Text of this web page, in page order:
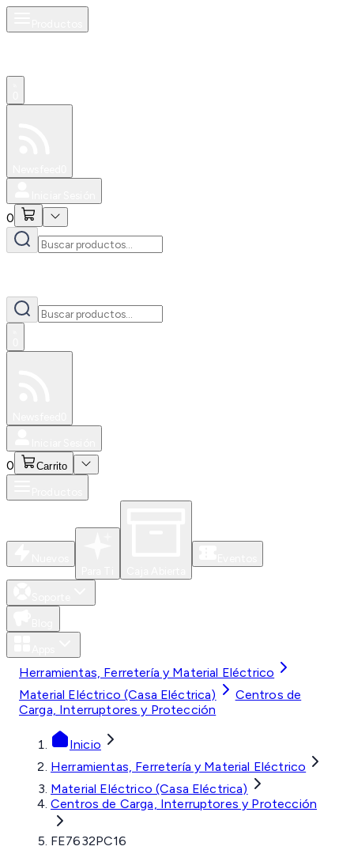
0
0 Carrito
Herramientas, Ferretería y Material Eléctrico
Material Eléctrico (Casa Eléctrica)
Centros de
Carga, Interruptores y Protección
Inicio
Herramientas, Ferretería y Material Eléctrico
Material Eléctrico (Casa Eléctrica)
Centros de Carga, Interruptores y Protección
FE7632PC16